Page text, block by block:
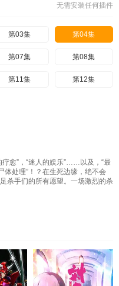
无需安装任何插件
第03集 第04集
第07集 第08集
第11集 第12集
疗愈”，“迷人的娱乐”……以及，“最
体处理”！？在生死边缘，绝不会
杀手们的所有愿望。一场激烈的杀